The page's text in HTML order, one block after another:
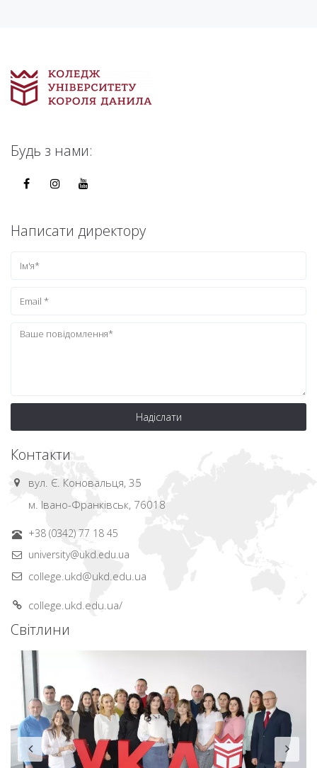
Будь з нами:
Написати директору
Надіслати
Контакти
вул. Є. Коновальця, 35
м. Івано-Франківськ, 76018
+38 (0342) 77 18 45
university@ukd.edu.ua
college.ukd@ukd.edu.ua
college.ukd.edu.ua/
Світлини